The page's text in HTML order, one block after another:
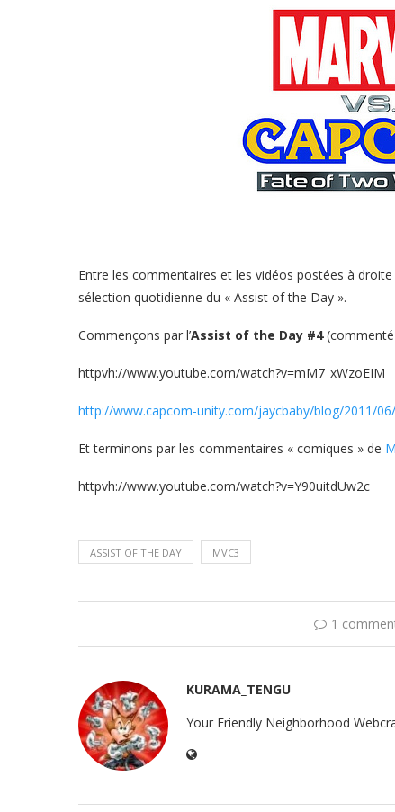
Entre les commentaires et les vidéos postées à
sélection quotidienne du « Assist of the Day ».
Commençons par l’Assist of the Day #4(commenté
httpvh://www.youtube.com/watch?v=mM7_xWzoEIM
http://www.capcom-unity.com/jaycbaby/blog/2011/
Et terminons par les commentaires « comiques » de
httpvh://www.youtube.com/watch?v=Y90uitdUw2c
ASSIST OF THE DAY MVC3
1
KURAMA_TENGU
Your Friendly Neighborhood